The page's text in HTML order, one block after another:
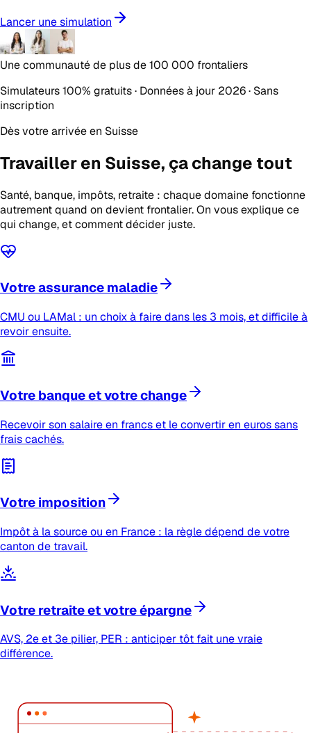
Lancer une simulation
Une communauté de plus de100 000 frontaliers
Simulateurs 100% gratuits · Données à jour 2026 · Sans
inscription
Dès votre arrivée en Suisse
Travailler en Suisse, ça change tout
Santé, banque, impôts, retraite : chaque domaine fonctionne
autrement quand on devient frontalier. On vous explique ce
qui change, et comment décider juste.
Votre assurance maladie
CMU ou LAMal : un choix à faire dans les 3 mois, et difficile à
revoir ensuite.
Votre banque et votre change
Recevoir son salaire en francs et le convertir en euros sans
frais cachés.
Votre imposition
Impôt à la source ou en France : la règle dépend de votre
canton de travail.
Votre retraite et votre épargne
AVS, 2e et 3e pilier, PER : anticiper tôt fait une vraie
différence.